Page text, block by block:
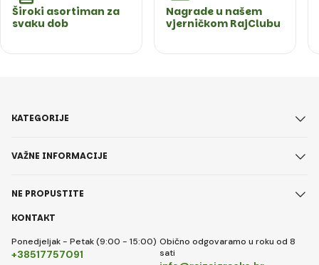
Široki asortiman za
svaku dob
Nagrade u našem
vjerničkom RajClubu
KONTAKT
Ponedjeljak - Petak (9:00 - 15:00)
+38517757091
Obično odgovaramo u roku od 8
sati
KATEGORIJE
VAŽNE INFORMACIJE
NE PROPUSTITE